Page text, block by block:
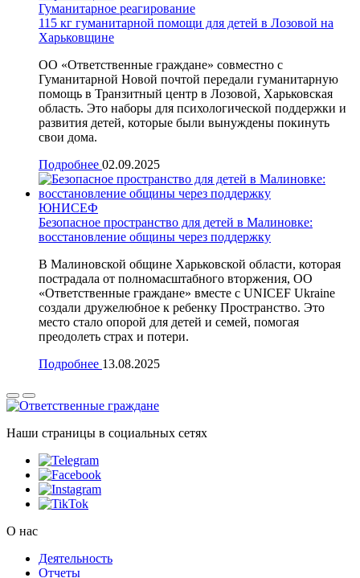
Гуманитарное реагирование
115 кг гуманитарной помощи для детей в Лозовой на
Харьковщине
ОО «Ответственные граждане» совместно с
Гуманитарной Новой почтой передали гуманитарную
помощь в Транзитный центр в Лозовой, Харьковская
область. Это наборы для психологической поддержки и
развития детей, которые были вынуждены покинуть
свои дома.
Подробнее 02.09.2025
ЮНИСЕФ
Безопасное пространство для детей в Малиновке:
восстановление общины через поддержку
В Малиновской общине Харьковской области, которая
пострадала от полномасштабного вторжения, ОО
«Ответственные граждане» вместе с UNICEF Ukraine
создали дружелюбное к ребенку Пространство. Это
место стало опорой для детей и семей, помогая
преодолеть страх и потери.
Подробнее 13.08.2025
Наши страницы в социальных сетях
О нас
Деятельность
Отчеты